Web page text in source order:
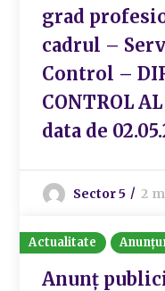
grad
cadrul –
Control –
CONTROL
data de
Sector 5 2
Actualitate
Anunț